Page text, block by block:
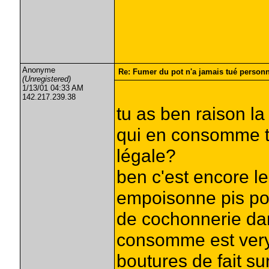
Anonyme
(Unregistered)
1/13/01 04:33 AM
142.217.239.38
Re: Fumer du pot n'a jamais tué
tu as ben raison
qui en consomme
légale?
ben c'est encore
empoisonne pis
de cochonnerie
consomme est
boutures de fait